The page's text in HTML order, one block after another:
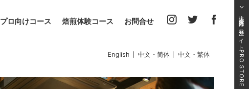
プロ向けコース 焙煎体験コース お問合せ
English 中文・简体 中文・繁体
法人・得意先向け発注サイト
「PRO STORE」